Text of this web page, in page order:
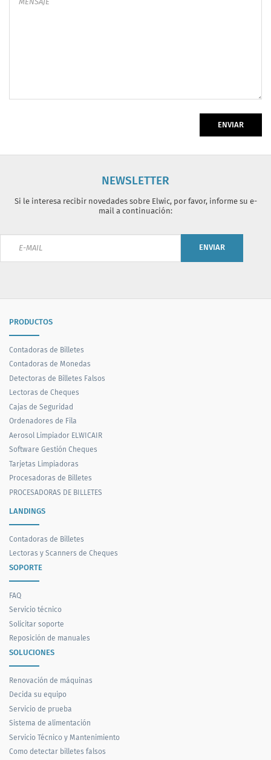
ENVIAR
NEWSLETTER
Si le interesa recibir novedades sobre Elwic, por favor, informe su e-
mail a continuación:
ENVIAR
PRODUCTOS
Contadoras de Billetes
Contadoras de Monedas
Detectoras de Billetes Falsos
Lectoras de Cheques
Cajas de Seguridad
Ordenadores de Fila
Aerosol Limpiador ELWICAIR
Software Gestión Cheques
Tarjetas Limpiadoras
Procesadoras de Billetes
PROCESADORAS DE BILLETES
LANDINGS
Contadoras de Billetes
Lectoras y Scanners de Cheques
SOPORTE
FAQ
Servicio técnico
Solicitar soporte
Reposición de manuales
SOLUCIONES
Renovación de máquinas
Decida su equipo
Servicio de prueba
Sistema de alimentación
Servicio Técnico y Mantenimiento
Como detectar billetes falsos